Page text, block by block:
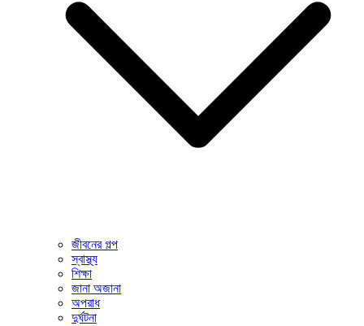
জীবনের গল্প
স্বাস্থ্য
শিক্ষা
জানা অজানা
অপরাধ
দুর্ঘটনা